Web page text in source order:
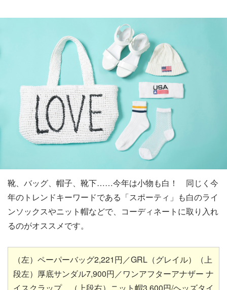
靴、バッグ、帽子、靴下……今年は小物も白！ 同じく今
年のトレンドキーワードである「スポーティ」も白のライ
ンソックスやニット帽などで、コーディネートに取り入れ
るのがオススメです。
（左）ペーパーバッグ2,221円／GRL（グレイル）（上
段左）厚底サンダル7,900円／ワンアフターアナザー ナ
イスクラップ （上段右）ニット帽3,600円/ヘッズタイ